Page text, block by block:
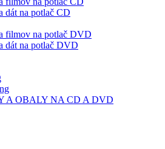
dát na potlač CD
filmov na potlač DVD
dát na potlač DVD
A OBALY NA CD A DVD